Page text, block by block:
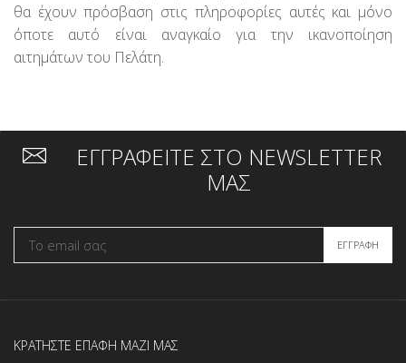
θα έχουν πρόσβαση στις πληροφορίες αυτές και μόνο
όποτε αυτό είναι αναγκαίο για την ικανοποίηση
αιτημάτων του Πελάτη.
ΕΓΓΡΑΦΕΙΤΕ ΣΤΟ NEWSLETTER
ΜΑΣ
ΚΡΑΤΗΣΤΕ ΕΠΑΦΗ ΜΑΖΙ ΜΑΣ